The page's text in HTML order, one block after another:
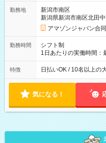
☆Amazon直雇用で安定して働けます
あり 試用期間の長さ：1
です。
勤務地
新潟市南区
新潟県新潟市南区北田
アマゾンジャパン合
勤務時間
シフト制
1日あたりの実働時間：
特徴 日払いOK / 10名以上の
気になる！